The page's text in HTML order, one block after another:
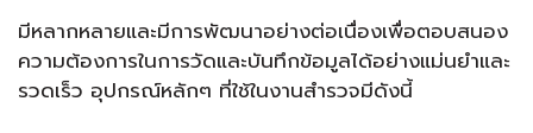
มีหลากหลายและมีการพัฒนาอย่างต่อเนื่องเพื่อตอบสนอง
ความต้องการในการวัดและบันทึกข้อมูลได้อย่างแม่นยำและ
รวดเร็ว อุปกรณ์หลักๆ ที่ใช้ในงานสำรวจมีดังนี้